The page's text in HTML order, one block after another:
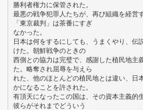
勝利者権力に保管された。
最悪の戦争犯罪人たちが、再び組織を経営
「東京裁判」は茶番にすぎ
なかった。
日本は何をするにしても、うまくやり、伝
けた。朝鮮戦争のときの
西側との協力は完璧で、感謝した植民地主
た。略奪され屈辱を与えら
れた、他のほとんどの植民地とは違い、日
かになることを許された。
有頂天になったこの国は、その資本主義的
彼らがそれまでどういう